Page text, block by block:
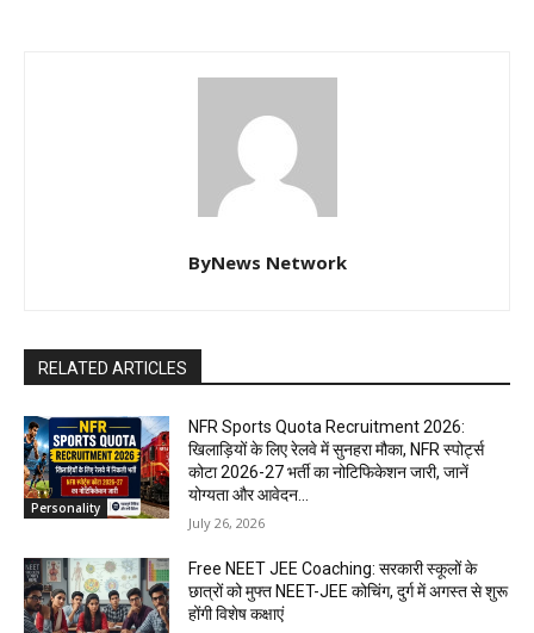
ByNews Network
RELATED ARTICLES
Personality
NFR Sports Quota Recruitment 2026:
खिलाड़ियों के लिए रेलवे में सुनहरा मौका, NFR स्पोर्ट्स
कोटा 2026-27 भर्ती का नोटिफिकेशन जारी, जानें
योग्यता और आवेदन...
July 26, 2026
Free NEET JEE Coaching: सरकारी स्कूलों के
छात्रों को मुफ्त NEET-JEE कोचिंग, दुर्ग में अगस्त से शुरू
होंगी विशेष कक्षाएं